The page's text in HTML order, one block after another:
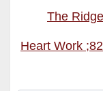
هارت وورك التجمع الخامس &#8211; Heart Work